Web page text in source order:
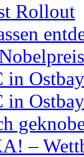
Rollout
–